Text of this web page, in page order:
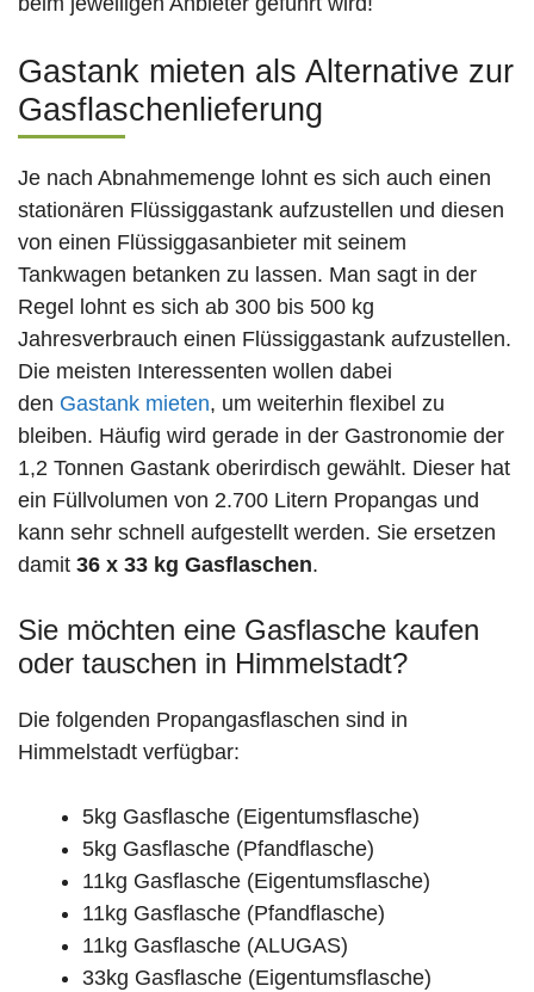
Gastank mieten als Alternative zur
Gasflaschenlieferung
Je nach Abnahmemenge lohnt es sich auch einen
stationären Flüssiggastank aufzustellen und diesen
von einen Flüssiggasanbieter mit seinem
Tankwagen betanken zu lassen. Man sagt in der
Regel lohnt es sich ab 300 bis 500 kg
Jahresverbrauch einen Flüssiggastank aufzustellen.
Die meisten Interessenten wollen dabei
den Gastank mieten, um weiterhin flexibel zu
bleiben. Häufig wird gerade in der Gastronomie der
1,2 Tonnen Gastank oberirdisch gewählt. Dieser hat
ein Füllvolumen von 2.700 Litern Propangas und
kann sehr schnell aufgestellt werden. Sie ersetzen
damit 36 x 33 kg Gasflaschen.
Sie möchten eine Gasflasche kaufen
oder tauschen in Himmelstadt?
Die folgenden Propangasflaschen sind in
Himmelstadt verfügbar:
5kg Gasflasche (Eigentumsflasche)
5kg Gasflasche (Pfandflasche)
11kg Gasflasche (Eigentumsflasche)
11kg Gasflasche (Pfandflasche)
11kg Gasflasche (ALUGAS)
33kg Gasflasche (Eigentumsflasche)